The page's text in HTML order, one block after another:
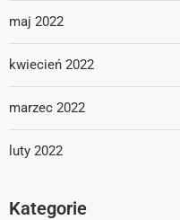
maj 2022
kwiecień 2022
marzec 2022
luty 2022
Kategorie